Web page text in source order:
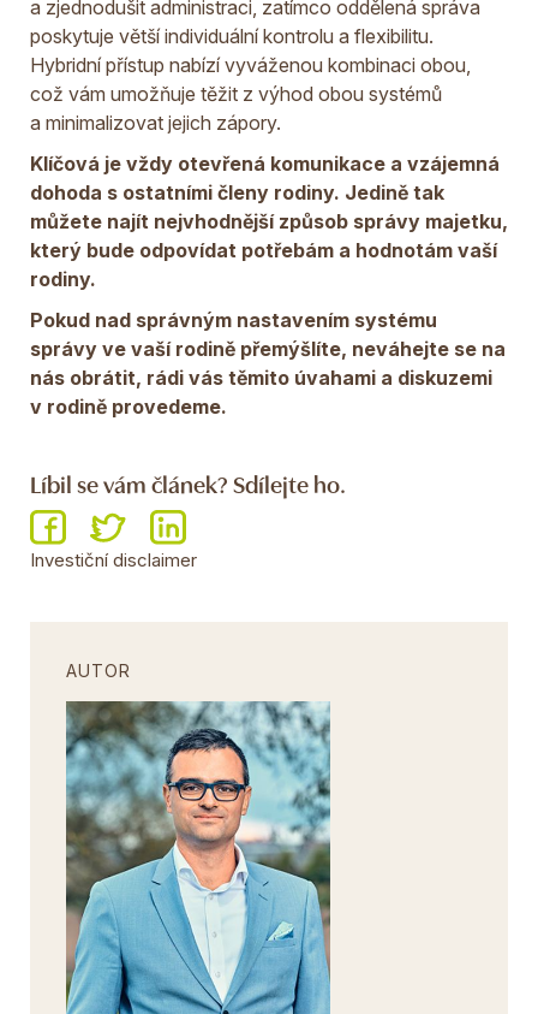
a zjednodušit administraci, zatímco oddělená správa
poskytuje větší individuální kontrolu a flexibilitu.
Hybridní přístup nabízí vyváženou kombinaci obou,
což vám umožňuje těžit z výhod obou systémů
a minimalizovat jejich zápory.
Klíčová je vždy otevřená komunikace a vzájemná
dohoda s ostatními členy rodiny. Jedině tak
můžete najít nejvhodnější způsob správy majetku,
který bude odpovídat potřebám a hodnotám vaší
rodiny.
Pokud nad správným nastavením systému
správy ve vaší rodině přemýšlíte, neváhejte se na
nás obrátit, rádi vás těmito úvahami a diskuzemi
v rodině provedeme.
Líbil se vám článek? Sdílejte ho.
Investiční disclaimer
AUTOR